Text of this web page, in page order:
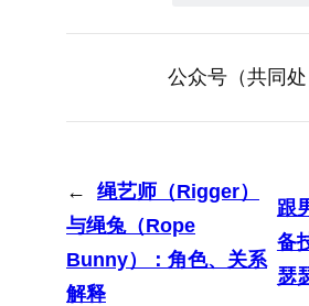
公众号（共同处
←
绳艺师（Rigger）
与绳兔（Rope
Bunny）：角色、关系
解释
跟
备
瑟